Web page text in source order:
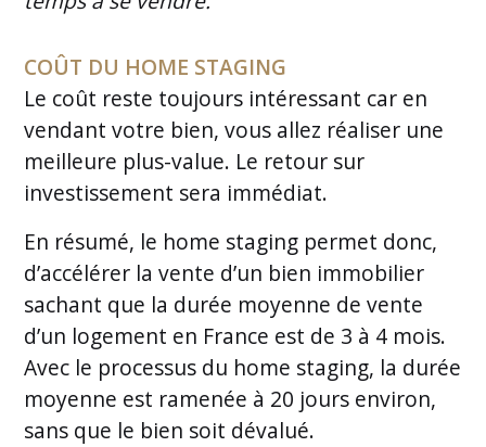
COÛT DU HOME STAGING
Le coût reste toujours intéressant car en
vendant votre bien, vous allez réaliser une
meilleure plus-value. Le retour sur
investissement sera immédiat.
En résumé, le home staging permet donc,
d’accélérer la vente d’un bien immobilier
sachant que la durée moyenne de vente
d’un logement en France est de 3 à 4 mois.
Avec le processus du home staging, la durée
moyenne est ramenée à 20 jours environ,
sans que le bien soit dévalué.